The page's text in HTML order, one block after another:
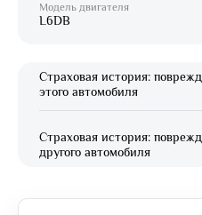
Модель двигателя
L6DB
Страховая история:
этого автомобиля
Страховая история:
другого автомобиля